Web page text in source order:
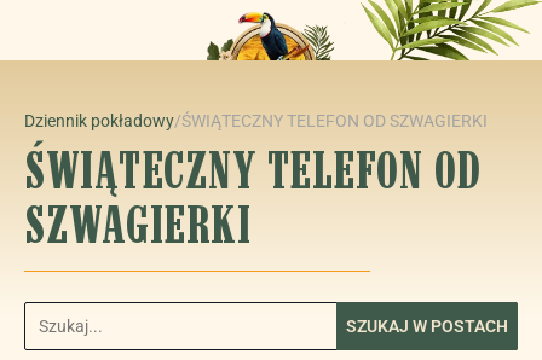
Dziennik pokładowy/ŚWIĄTECZNY TELEFON OD SZWAGIERKI
ŚWIĄTECZNY TELEFON OD
SZWAGIERKI
SZUKAJ W POSTACH